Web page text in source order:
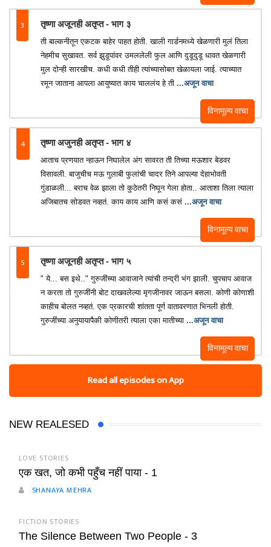
3 तृष्णा अजूनही अतृप्त - भाग ३
विनामूल्य वाचा
ती बाल्कनीतून एकटक बाहेर पाहत होती. खाली गार्डनमध्ये खेळणारी मुलं तिला
नेहमीच सुखावत. सर्व झुडूपांवर उमललेली फुल आणि दुडूदुडू धावत खेळणारी
मुल दोन्ही सारखीच. कधी कधी तीही त्यांच्यासोबत खेळायला जाई. त्याच्यात
रमून जाताना आपला आयुष्यात काय चाललंय हे ती ...अजून वाचा
4 तृष्णा अजुनही अतृप्त - भाग ४
विनामूल्य वाचा
आताच प्रणयात न्हाऊन निघालेल अंग सावरत ती तिच्या मऊशार बेडवर
विसावली. बाजुचीच मऊ गुलाबी फुलांची चादर तिने आपल्या देहाभोवती
गुंडाळली... बराच वेळ झाला तो कुठेतरी निघून गेला होता.. आताशा तिला त्याला
अजिबातच सोडवत नव्हतं. काय काय आणि कसं कसं ...अजून वाचा
5 तृष्णा अजूनही अतृप्त - भाग ५
विनामूल्य वाचा
" ये... बस इथे.." गुरुजींच्या आवाजाने त्यांची तन्द्री भंग झाली. चुपचाप आवाज
न करता तो गुरुजींनी बोट दाखवलेल्या मृगजीनावर जाऊन बसला. कोणी कोणाशी
काहीच बोलत नव्हतं. एक प्रकारची शांतता पूर्ण वातावरणात भिनली होती.
गुरुजींच्या अनुयायापैकी कोणीतरी त्याला एका मातीच्या ...अजून वाचा
Read all episodes on App
NEW REALESED
LOVE STORIES
एक खत, जो कभी पहुँच नहीं पाया - 1
SHANAYA MEHRA
FICTION STORIES
The Silence Between Two People - 3